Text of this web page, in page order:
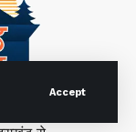
Accept